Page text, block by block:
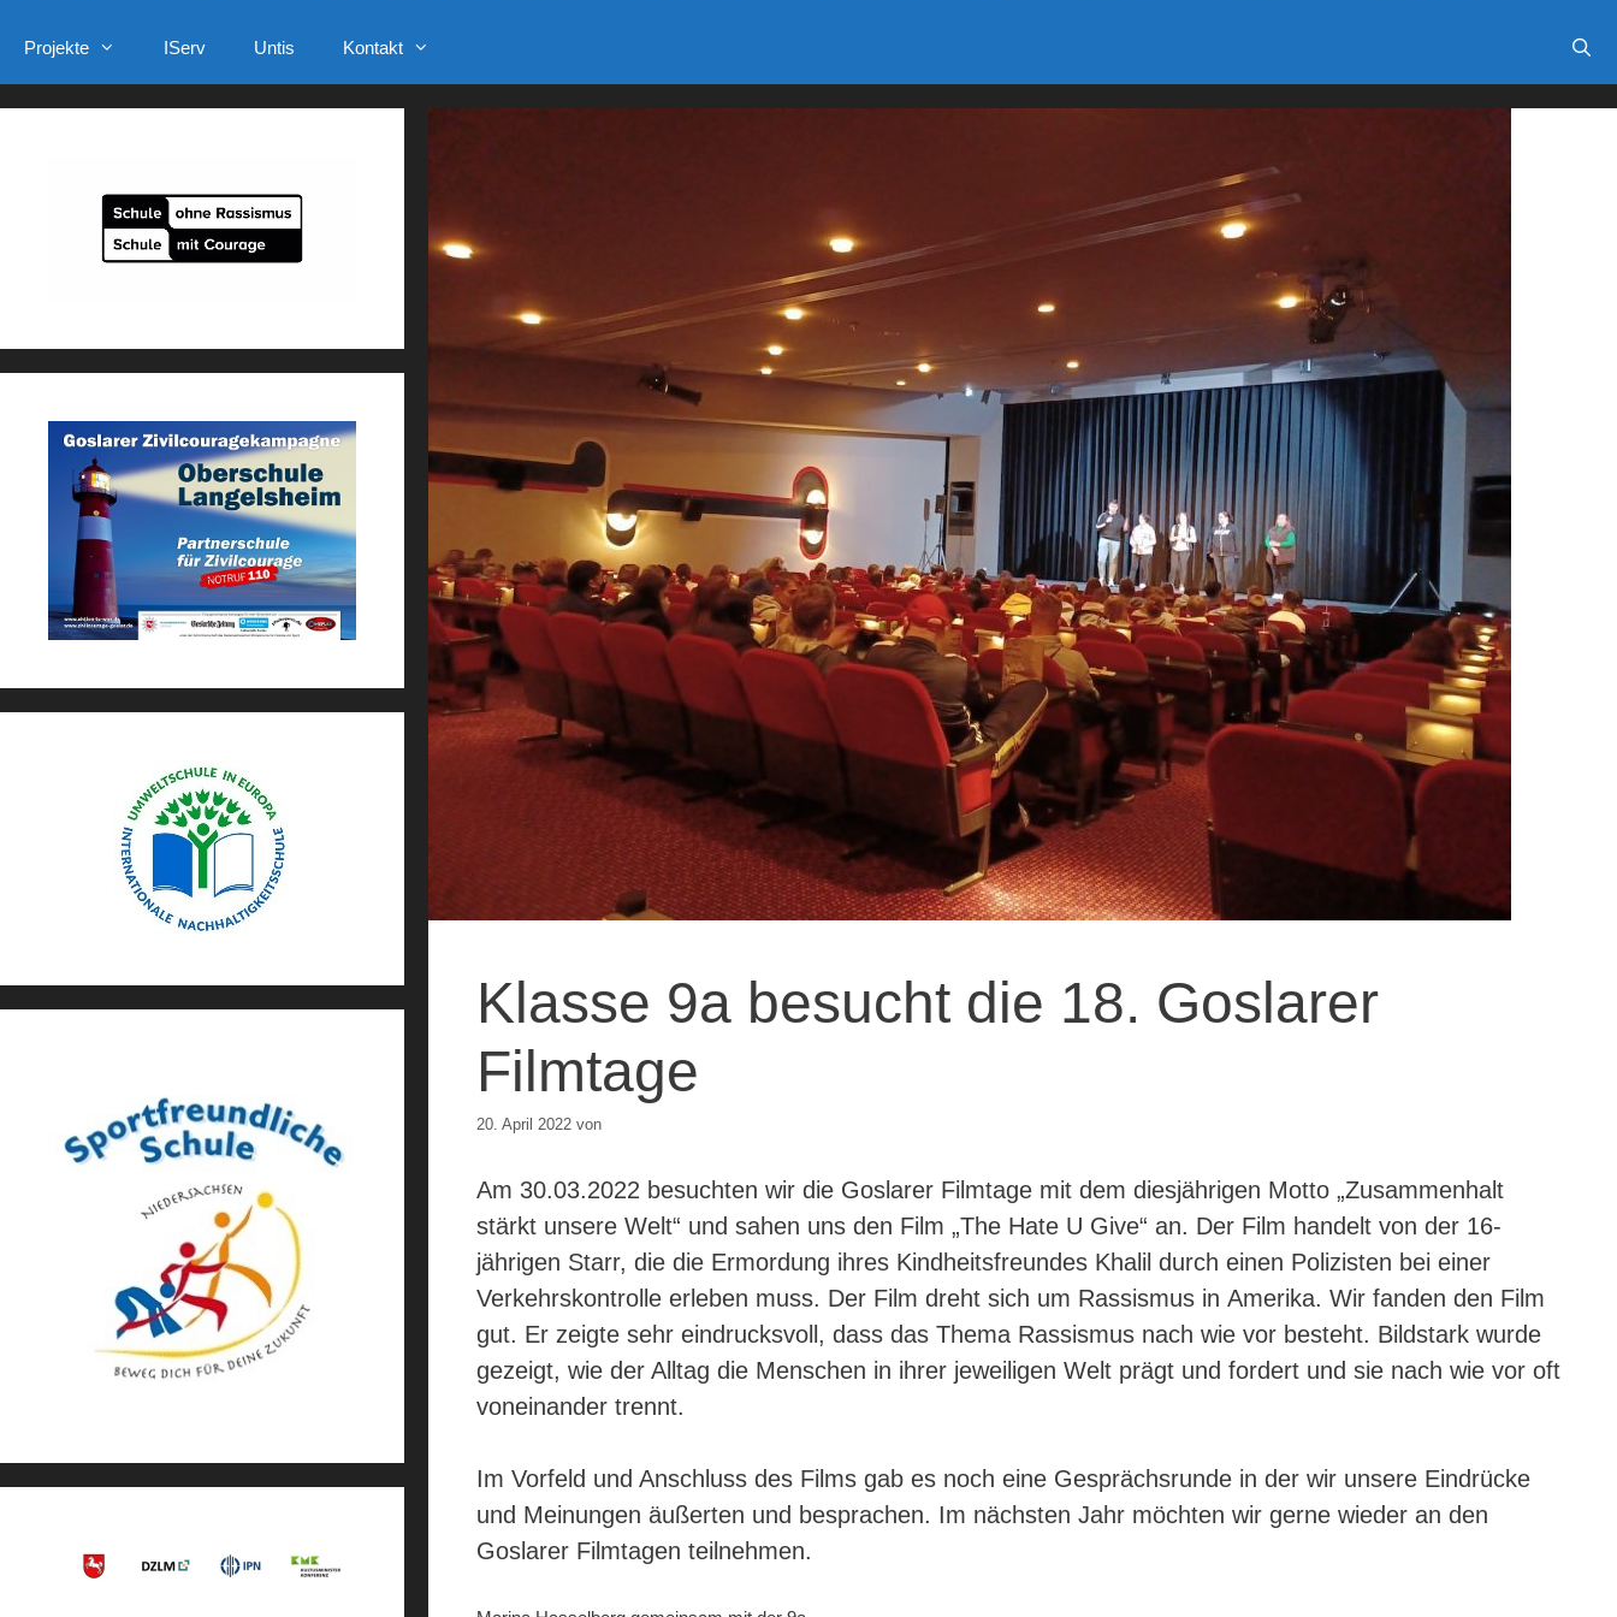
Projekte IServ Untis Kontakt
Klasse 9a besucht die 18. Goslarer
Filmtage
20. April 2022 von
Am 30.03.2022 besuchten wir die Goslarer Filmtage mit dem diesjährigen Motto „Zusammenhalt
stärkt unsere Welt“ und sahen uns den Film „The Hate U Give“ an. Der Film handelt von der 16-
jährigen Starr, die die Ermordung ihres Kindheitsfreundes Khalil durch einen Polizisten bei einer
Verkehrskontrolle erleben muss. Der Film dreht sich um Rassismus in Amerika. Wir fanden den Film
gut. Er zeigte sehr eindrucksvoll, dass das Thema Rassismus nach wie vor besteht. Bildstark wurde
gezeigt, wie der Alltag die Menschen in ihrer jeweiligen Welt prägt und fordert und sie nach wie vor oft
voneinander trennt.
Im Vorfeld und Anschluss des Films gab es noch eine Gesprächsrunde in der wir unsere Eindrücke
und Meinungen äußerten und besprachen. Im nächsten Jahr möchten wir gerne wieder an den
Goslarer Filmtagen teilnehmen.